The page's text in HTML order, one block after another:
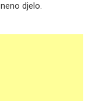
kazneno djelo.